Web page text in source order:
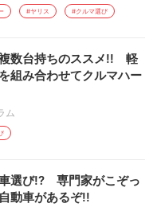
#ヤリス #クルマ選び
数台持ちのススメ!! 軽
組み合わせてクルマハー
ム
選び!? 専門家がこぞっ
動車があるぞ!!